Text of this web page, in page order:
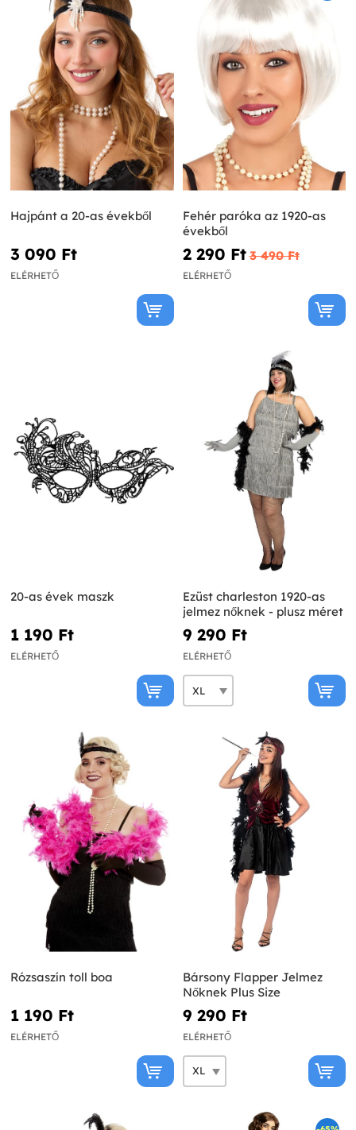
Hajpánt a 20-as évekből
3 090 Ft‎
ELÉRHETŐ
Fehér paróka az 1920-as
évekből
2 290 Ft‎ 3 490 Ft‎
ELÉRHETŐ
20-as évek maszk
1 190 Ft‎
ELÉRHETŐ
Ezüst charleston 1920-as
jelmez nőknek - plusz méret
9 290 Ft‎
ELÉRHETŐ
Rózsaszín toll boa
1 190 Ft‎
ELÉRHETŐ
Bársony Flapper Jelmez
Nőknek Plus Size
9 290 Ft‎
ELÉRHETŐ